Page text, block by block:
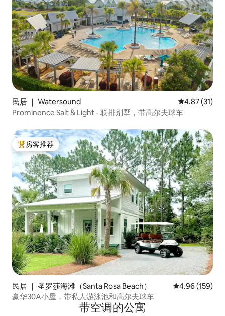
民居 ｜ Watersound 平均评分
4.87 (31)
Prominence Salt & Light - 联排别墅，带高尔夫球车
热门「房客推荐」
房客推荐
民居 ｜ 圣罗莎海滩（Santa Rosa Beach） 平均评分 4.96
4.96 (159)
豪华30A小屋，带私人游泳池和高尔夫球车
带空调的公寓